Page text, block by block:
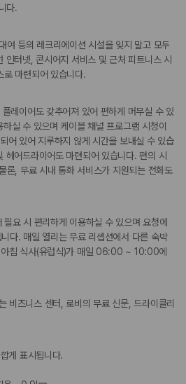
다.
여 등의 레크리에이션 시설을 잊지 말고 모두
인터넷, 콘시어지 서비스 및 근처 피트니스 시
로 마련되어 있습니다.
레이어도 갖추어져 있어 편하게 머무실 수 있
실 수 있으며 케이블 채널 프로그램 시청이
어 있어 지루하지 않게 시간을 보내실 수 있습
헤어드라이어도 마련되어 있습니다. 편의 시
론, 무료 시내 통화 서비스가 지원되는 전화도
요 시 편리하게 이용하실 수 있으며 요청에
다. 매일 열리는 무료 리셉션에서 다른 숙박
아침 식사(유럽식)가 매일 06:00 ~ 10:00에
비즈니스 센터, 로비의 무료 신문, 드라이클리
게 표시됩니다.